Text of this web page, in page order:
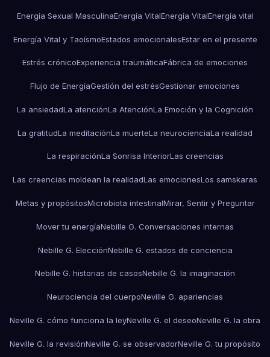
Energía Sexual MasculinaEnergía VitalEnergía VitalEnergía vital
Energía Vital y TaoísmoEstados emocionalesEstar en el presente
Estrés crónicoExperiencia traumáticaFábrica de emociones
Flujo de EnergíaGestión del estrésGestionar emociones
La ansiedadLa atenciónLa AtenciónLa Emoción y la Cognición
La gratitudLa meditaciónLa muerteLa neurocienciaLa realidad
La respiraciónLa Sonrisa InteriorLas creencias
Las creencias moldean la realidadLas emocionesLos samskaras
Metas y propósitosMicrobiota intestinalMirar, Sentir y Preguntar
Mover tu energíaNebille G. Conversaciones internas
Nebille G. ElecciónNebille G. estados de conciencia
Nebille G. historias de casosNebille G. la imaginación
Neurociencia del cuerpoNeville G. apariencias
Neville G. cómo funciona la leyNeville G. el deseoNeville G. la obra
Neville G. la revisiónNeville G. se observadorNeville G. tu propósito